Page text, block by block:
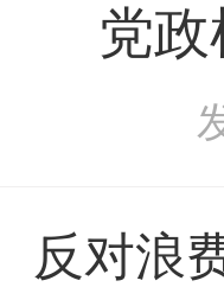
党
反对浪